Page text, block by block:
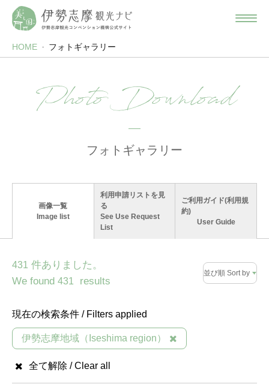
HOME フォトギャラリー
Photo Download
フォトギャラリー
画像一覧
Image list
利用申請リストを見
る
See Use Request
List
ご利用ガイド(利用規
約)
User Guide
431 件ありました。
We found 431 results
並び順 Sort by
現在の検索条件 / Filters applied
伊勢志摩地域（Iseshima region）
全て解除 / Clear all